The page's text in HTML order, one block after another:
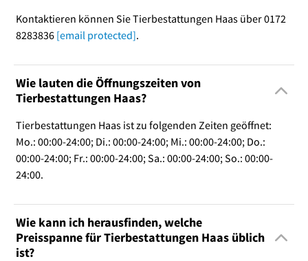
Kontaktieren können Sie Tierbestattungen Haas über 0172
8283836 [email protected].
Wie lauten die Öffnungszeiten von
Tierbestattungen Haas?
Tierbestattungen Haas ist zu folgenden Zeiten geöffnet:
Mo.: 00:00-24:00; Di.: 00:00-24:00; Mi.: 00:00-24:00; Do.:
00:00-24:00; Fr.: 00:00-24:00; Sa.: 00:00-24:00; So.: 00:00-
24:00.
Wie kann ich herausfinden, welche
Preisspanne für Tierbestattungen Haas üblich
ist?